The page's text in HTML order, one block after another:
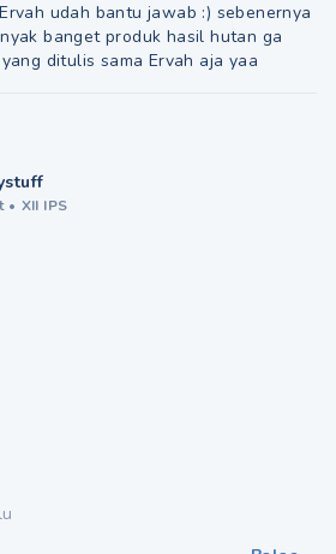
udah bantu jawab :) sebenernya
banget produk hasil hutan ga
ditulis sama Ervah aja yaa
• XII IPS